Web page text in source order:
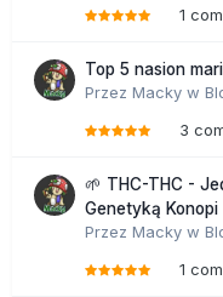
1
Top 5 nasion
Przez Macky w
3
🌱 THC-THC -
Genetyką Konopi
Przez Macky w
1